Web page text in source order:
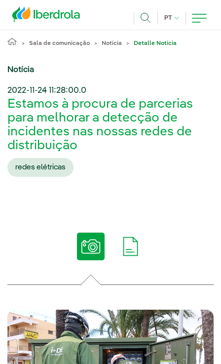
PT IDIOMA ATUAL,
Sala de comunicação Notícia Detalle Notícia
Notícia
2022-11-24 11:28:00.0
Estamos à procura de parcerias
para melhorar a detecção de
incidentes nas nossas redes de
distribuição
redes elétricas